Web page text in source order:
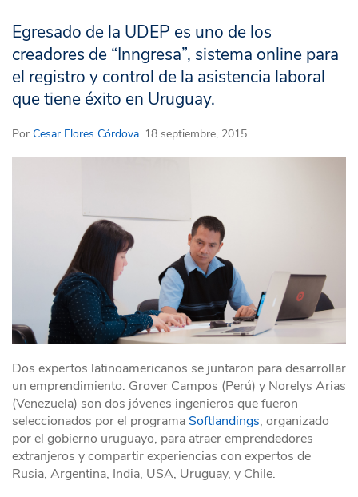
Egresado de la UDEP es uno de los
creadores de “Inngresa”, sistema online para
el registro y control de la asistencia laboral
que tiene éxito en Uruguay.
Por Cesar Flores Córdova. 18 septiembre, 2015.
Dos expertos latinoamericanos se juntaron para desarrollar
un emprendimiento. Grover Campos (Perú) y Norelys Arias
(Venezuela) son dos jóvenes ingenieros que fueron
seleccionados por el programa Softlandings, organizado
por el gobierno uruguayo, para atraer emprendedores
extranjeros y compartir experiencias con expertos de
Rusia, Argentina, India, USA, Uruguay, y Chile.